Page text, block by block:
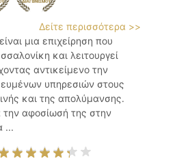
Δείτε περισσότερα >>
μια επιχείρηση που
και λειτουργεί
αντικείμενο την
υπηρεσιών στους
και της απολύμανσης.
την αφοσίωσή της στην
...